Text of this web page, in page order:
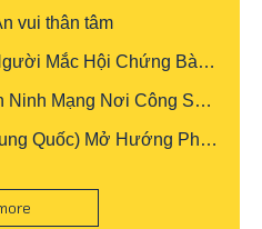
vui thân tâm
Mắc Hội Chứng Bàng
Ninh Mạng Nơi Công Sở:
Bảo Mật Cho Văn
Quốc) Mở Hướng Phát